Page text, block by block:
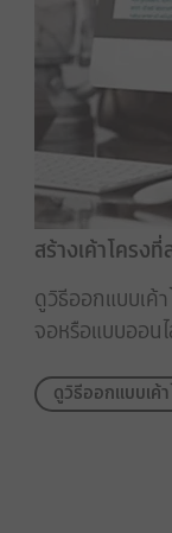
สร้างเค้าโครง
ดูวิธีออกแบบเค้
จอหรือแบบออน
ดูวิธีออกแบบเค้